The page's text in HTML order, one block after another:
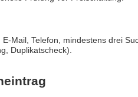
Mail, Telefon, mindestens drei
Duplikatscheck).